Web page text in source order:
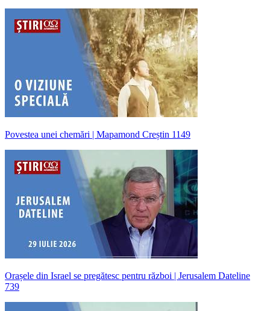
Povestea unei chemări | Mapamond Creștin 1149
Orașele din Israel se pregătesc pentru război | Jerusalem Dateline
739